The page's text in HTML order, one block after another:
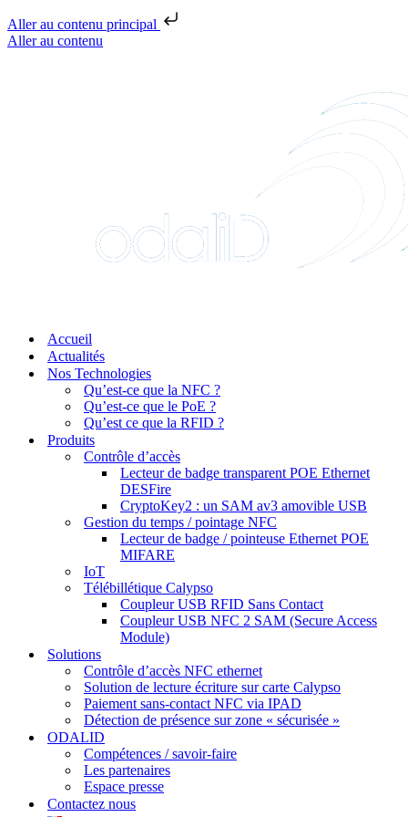
Aller au contenu principal
Aller au contenu
Accueil
Actualités
Nos Technologies
Qu’est-ce que la NFC ?
Qu’est-ce que le PoE ?
Qu’est ce que la RFID ?
Produits
Contrôle d’accès
Lecteur de badge transparent POE Ethernet
DESFire
CryptoKey2 : un SAM av3 amovible USB
Gestion du temps / pointage NFC
Lecteur de badge / pointeuse Ethernet POE
MIFARE
IoT
Télébillétique Calypso
Coupleur USB RFID Sans Contact
Coupleur USB NFC 2 SAM (Secure Access
Module)
Solutions
Contrôle d’accès NFC ethernet
Solution de lecture écriture sur carte Calypso
Paiement sans-contact NFC via IPAD
Détection de présence sur zone « sécurisée »
ODALID
Compétences / savoir-faire
Les partenaires
Espace presse
Contactez nous